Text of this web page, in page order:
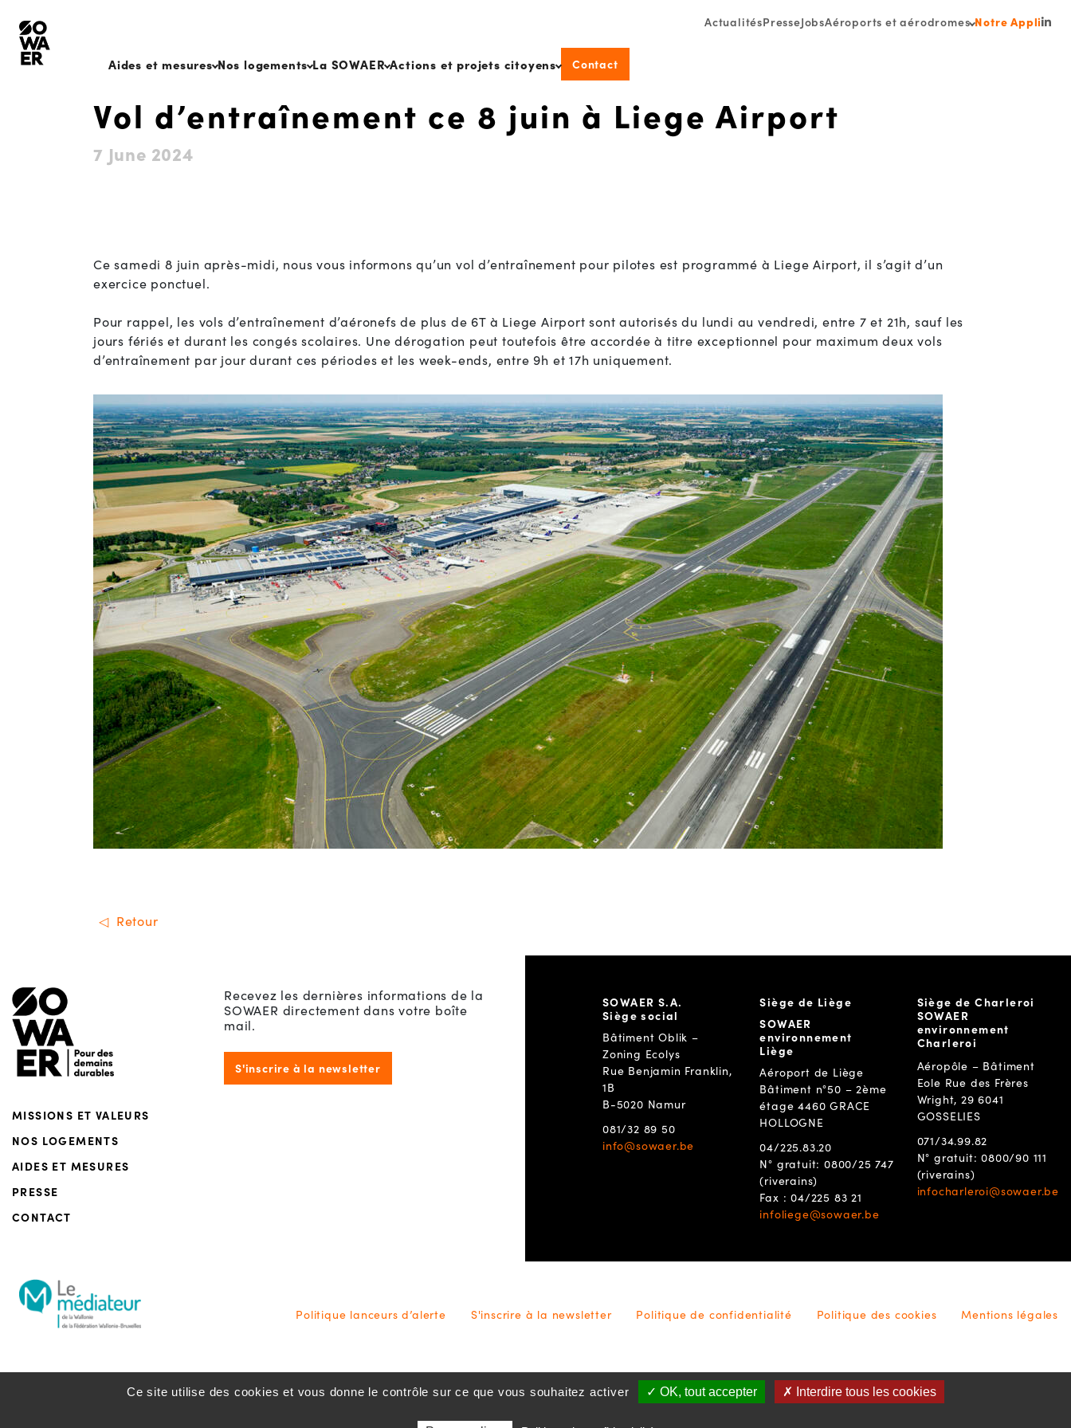
ActualitésPresseJobsAéroports et aérodromes Notre Appli
Aides et mesures Nos logements La SOWAER Actions et projets citoyens Contact
Vol d’entraînement ce 8 juin à Liege Airport
7 June 2024
Ce samedi 8 juin après-midi, nous vous informons qu’un vol d’entraînement pour pilotes est programmé à Liege Airport, il s’agit d’un
exercice ponctuel.
Pour rappel, les vols d’entraînement d’aéronefs de plus de 6T à Liege Airport sont autorisés du lundi au vendredi, entre 7 et 21h, sauf les
jours fériés et durant les congés scolaires. Une dérogation peut toutefois être accordée à titre exceptionnel pour maximum deux vols
d’entraînement par jour durant ces périodes et les week-ends, entre 9h et 17h uniquement.
Retour
Menu de footer
MISSIONS ET VALEURS
NOS LOGEMENTS
AIDES ET MESURES
PRESSE
CONTACT
Recevez les dernières informations de la
SOWAER directement dans votre boîte
mail.
S'inscrire à la newsletter
SOWAER S.A.
Siège social
Bâtiment Oblik –
Zoning Ecolys
Rue Benjamin Franklin,
1B
B-5020 Namur
081/32 89 50
info@sowaer.be
Siège de Liège
SOWAER
environnement
Liège
Aéroport de Liège
Bâtiment n°50 – 2ème
étage 4460 GRACE
HOLLOGNE
04/225.83.20
N° gratuit: 0800/25 747
(riverains)
Fax : 04/225 83 21
infoliege@sowaer.be
Siège de Charleroi
SOWAER
environnement
Charleroi
Aéropôle – Bâtiment
Eole Rue des Frères
Wright, 29 6041
GOSSELIES
071/34.99.82
N° gratuit: 0800/90 111
(riverains)
infocharleroi@sowaer.be
Politique lanceurs d’alerte S'inscrire à la newsletter Politique de confidentialité Politique des cookies Mentions légales
Ce site utilise des cookies et vous donne le contrôle sur ce que vous souhaitez activer ✓ OK, tout accepter ✗ Interdire tous les cookies